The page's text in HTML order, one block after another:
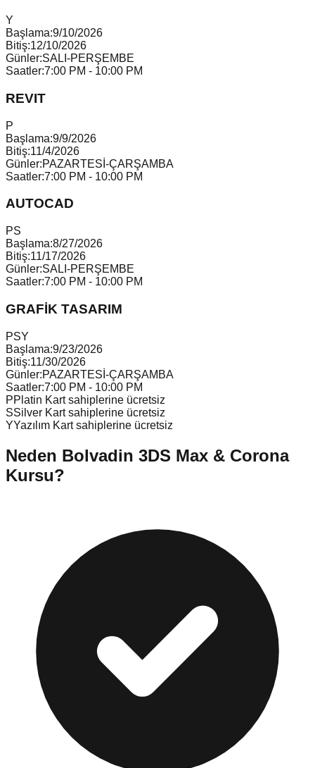
Y
Başlama:9/10/2026
Bitiş:12/10/2026
Günler:SALI-PERŞEMBE
Saatler:7:00 PM - 10:00 PM
REVIT
P
Başlama:9/9/2026
Bitiş:11/4/2026
Günler:PAZARTESİ-ÇARŞAMBA
Saatler:7:00 PM - 10:00 PM
AUTOCAD
PS
Başlama:8/27/2026
Bitiş:11/17/2026
Günler:SALI-PERŞEMBE
Saatler:7:00 PM - 10:00 PM
GRAFİK TASARIM
PSY
Başlama:9/23/2026
Bitiş:11/30/2026
Günler:PAZARTESİ-ÇARŞAMBA
Saatler:7:00 PM - 10:00 PM
PPlatin Kart sahiplerine ücretsiz
SSilver Kart sahiplerine ücretsiz
YYazılım Kart sahiplerine ücretsiz
Neden Bolvadin 3DS Max & Corona
Kursu?